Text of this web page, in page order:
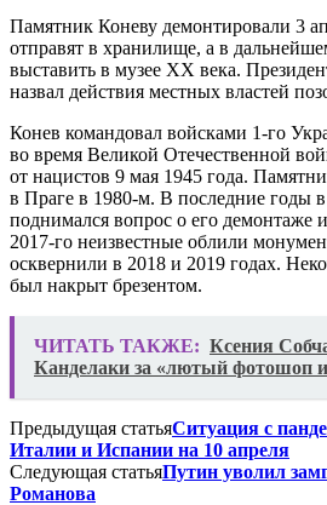
Памятник Коневу демонтировали 3
отправят в хранилище, а в
выставить в музее XX века.
назвал действия местных властей
Конев командовал войсками 1-го
во время Великой Отечественной
от нацистов 9 мая 1945 года.
в Праге в 1980-м. В последние годы
поднимался вопрос о его демонтаже
2017-го неизвестные облили
осквернили в 2018 и 2019 годах.
был накрыт брезентом.
ЧИТАТЬ ТАКЖЕ: Ксения
Канделаки за «лютый фотошоп и
Предыдущая статьяСитуация с
Италии и Испании на 10 апреля
Следующая статьяПутин уволил
Романова